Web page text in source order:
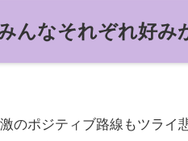
んなそれぞれ好み
のポジティブ路線もツライ